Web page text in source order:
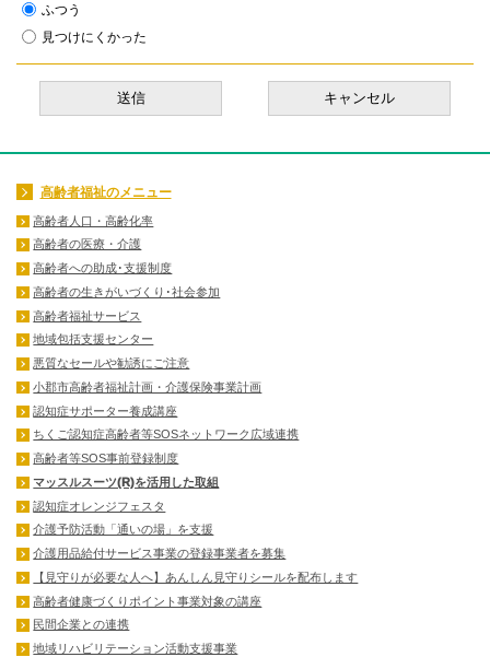
ふつう
見つけにくかった
高齢者福祉のメニュー
高齢者人口・高齢化率
高齢者の医療・介護
高齢者への助成･支援制度
高齢者の生きがいづくり･社会参加
高齢者福祉サービス
地域包括支援センター
悪質なセールや勧誘にご注意
小郡市高齢者福祉計画・介護保険事業計画
認知症サポーター養成講座
ちくご認知症高齢者等SOSネットワーク広域連携
高齢者等SOS事前登録制度
マッスルスーツ(R)を活用した取組
認知症オレンジフェスタ
介護予防活動「通いの場」を支援
介護用品給付サービス事業の登録事業者を募集
【見守りが必要な人へ】あんしん見守りシールを配布します
高齢者健康づくりポイント事業対象の講座
民間企業との連携
地域リハビリテーション活動支援事業